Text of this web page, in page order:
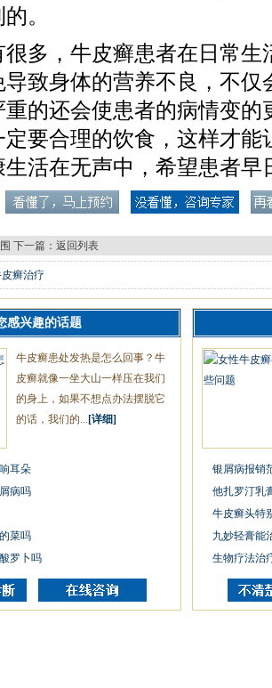
。
多，牛皮癣患者在日常生
致身体的营养不良，不仅
的还会使患者的病情变的
定要合理的饮食，这样才能
生活在无声中，希望患者早
下一篇： 返回列表
癣治疗
感兴趣的话题
牛皮癣患处发热是怎么回事？牛
皮癣就像一坐大山一样压在我们
的身上，如果不想点办法摆脱它
的话，我们的... [详细]
耳朵
病吗
菜吗
罗卜吗
银屑病报销
他扎罗汀乳
牛皮癣头特
九妙轻膏能
生物疗法治